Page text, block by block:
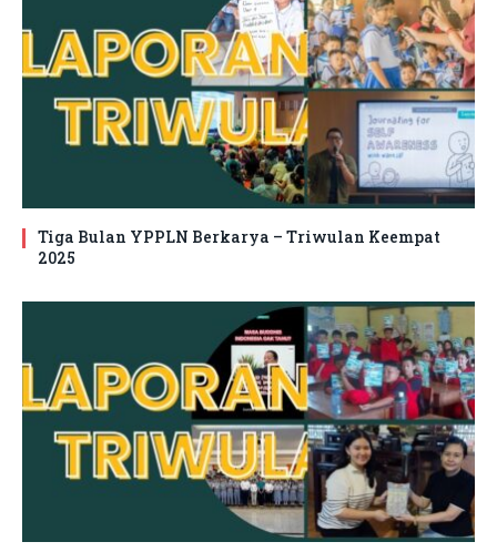
Tiga Bulan YPPLN Berkarya – Triwulan Keempat
2025